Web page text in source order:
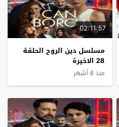
02:11:57
مسلسل دين الروح الحلقة
28 الاخيرة
منذ 8 أشهر